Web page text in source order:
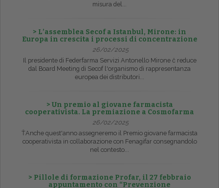
misura del...
> L’assemblea Secof a Istanbul, Mirone: in
Europa in crescita i processi di concentrazione
26/02/2025
Il presidente di Federfarma Servizi Antonello Mirone č reduce
dal Board Meeting di Secof l'organismo di rappresentanza
europea dei distributori...
> Un premio al giovane farmacista
cooperativista. La premiazione a Cosmofarma
26/02/2025
ŤAnche quest'anno assegneremo il Premio giovane farmacista
cooperativista in collaborazione con Fenagifar consegnandolo
nel contesto...
> Pillole di formazione Profar, il 27 febbraio
appuntamento con “Prevenzione